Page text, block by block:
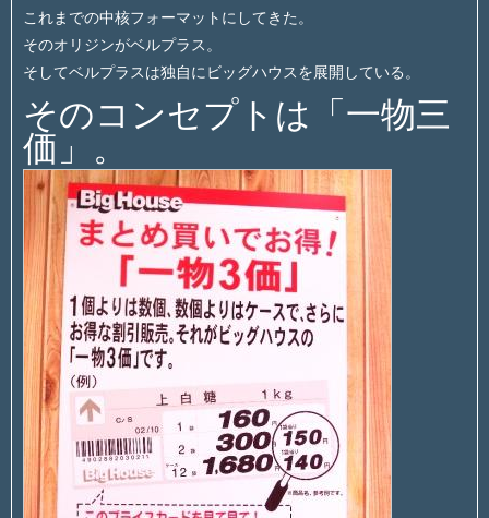
これまでの中核フォーマットにしてきた。
そのオリジンがベルプラス。
そしてベルプラスは独自にビッグハウスを展開している。
そのコンセプトは「一物三
価」。